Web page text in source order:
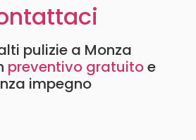
pulizie a Monza
preventivo gratuitoe
impegno